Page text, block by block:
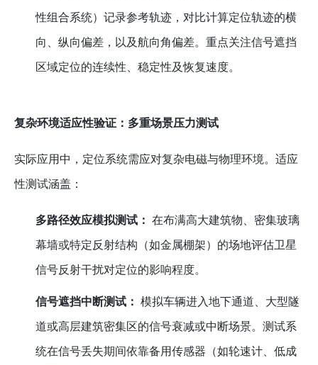
性组合系统）记录参考轨迹，对比计算定位轨迹的横
向、纵向偏差，以及航向角偏差。重点关注信号遮挡
区域定位的连续性、稳定性及恢复速度。
复杂环境适应性验证：多重场景压力测试
实际应用中，定位系统需应对复杂电磁与物理环境。适应
性测试涵盖：
多路径效应模拟测试： 在布满高大建筑物、密集玻璃
幕墙或特定反射结构（如金属棚架）的场地评估卫星
信号反射干扰对定位的影响程度。
信号遮挡中断测试： 模拟车辆进入地下通道、大型隧
道或高层建筑密集区的信号衰减或中断场景。测试系
统在信号丢失期间依靠备用传感器（如轮速计、低成